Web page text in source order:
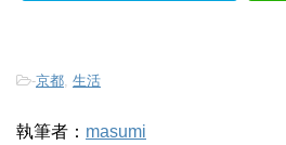
-京都 生活
執筆者： masumi